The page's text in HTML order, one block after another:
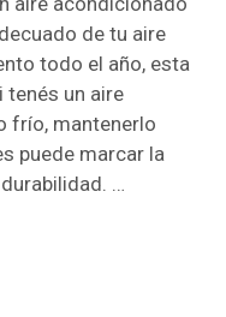
de tu aire
todo el año, esta
tenés un aire
frío, mantenerlo
puede marcar la
…